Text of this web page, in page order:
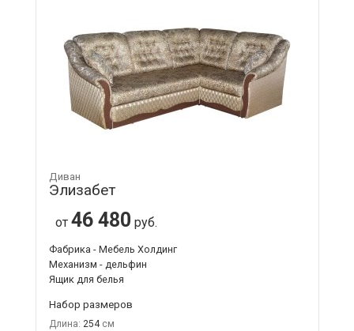
Диван
Элизабет
от 46 480 руб.
Фабрика - Мебель Холдинг
Механизм - дельфин
Ящик для белья
Набор размеров
Длина: 254